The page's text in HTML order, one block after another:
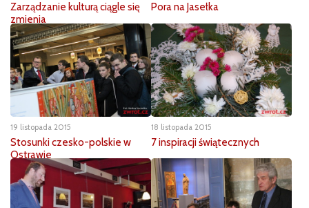
Zarządzanie kulturą ciągle się
zmienia
Pora na Jasełka
19 listopada 2015
Stosunki czesko-polskie w
Ostrawie
18 listopada 2015
7 inspiracji świątecznych